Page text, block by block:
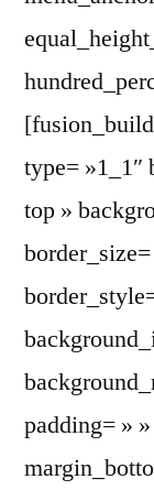
type=
top »
padding= »